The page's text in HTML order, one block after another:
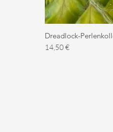
Dreadlock-
Preis
14,50 €